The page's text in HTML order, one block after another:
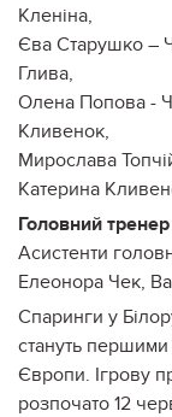
Кленіна,
Єва Старушко –
Глива,
Олена Попова -
Кливенок,
Мирослава
Катерина
Головний
Асистенти
Елеонора Чек,
Спаринги у
стануть
Європи. Ігрову
розпочато 12